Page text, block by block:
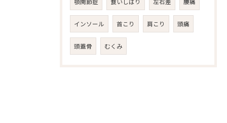
顎関節症 食いしばり 左右差 腰痛
インソール 首こり 肩こり 頭痛
頭蓋骨 むくみ